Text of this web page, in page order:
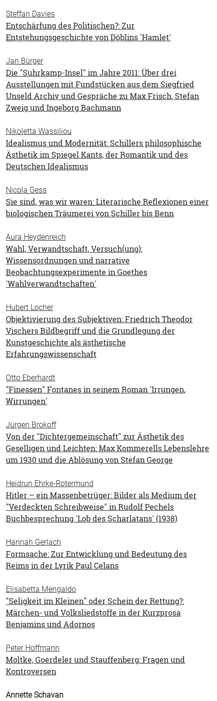
Steffan Davies
Entschärfung des Politischen?: Zur
Entstehungsgeschichte von Döblins 'Hamlet'
Jan Bürger
Die "Suhrkamp-Insel" im Jahre 2011: Über drei
Ausstellungen mit Fundstücken aus dem Siegfried
Unseld Archiv und Gespräche zu Max Frisch, Stefan
Zweig und Ingeborg Bachmann
Nikoletta Wassiliou
Idealismus und Modernität: Schillers philosophische
Ästhetik im Spiegel Kants, der Romantik und des
Deutschen Idealismus
Nicola Gess
Sie sind, was wir waren: Literarische Reflexionen einer
biologischen Träumerei von Schiller bis Benn
Aura Heydenreich
Wahl, Verwandtschaft, Versuch(ung):
Wissensordnungen und narrative
Beobachtungsexperimente in Goethes
'Wahlverwandtschaften'
Hubert Locher
Objektivierung des Subjektiven: Friedrich Theodor
Vischers Bildbegriff und die Grundlegung der
Kunstgeschichte als ästhetische
Erfahrungswissenschaft
Otto Eberhardt
"Finessen" Fontanes in seinem Roman 'Irrungen,
Wirrungen'
Jürgen Brokoff
Von der "Dichtergemeinschaft" zur Ästhetik des
Geselligen und Leichten: Max Kommerells Lebenslehre
um 1930 und die Ablösung von Stefan George
Heidrun Ehrke-Rotermund
Hitler – ein Massenbetrüger: Bilder als Medium der
"Verdeckten Schreibweise" in Rudolf Pechels
Buchbesprechung 'Lob des Scharlatans' (1938)
Hannah Gerlach
Formsache: Zur Entwicklung und Bedeutung des
Reims in der Lyrik Paul Celans
Elisabetta Mengaldo
"Seligkeit im Kleinen" oder Schein der Rettung?:
Märchen- und Volksliedstoffe in der Kurzprosa
Benjamins und Adornos
Peter Hoffmann
Moltke, Goerdeler und Stauffenberg: Fragen und
Kontroversen
Annette Schavan